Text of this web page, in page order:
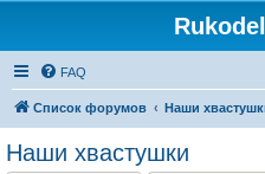
FAQ
Список форумов Наши
Наши хвастушки